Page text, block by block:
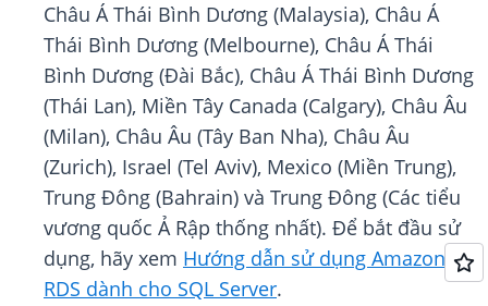
Châu Á Thái Bình Dương (Malaysia), Châu Á
Thái Bình Dương (Melbourne), Châu Á Thái
Bình Dương (Đài Bắc), Châu Á Thái Bình Dương
(Thái Lan), Miền Tây Canada (Calgary), Châu Âu
(Milan), Châu Âu (Tây Ban Nha), Châu Âu
(Zurich), Israel (Tel Aviv), Mexico (Miền Trung),
Trung Đông (Bahrain) và Trung Đông (Các tiểu
vương quốc Ả Rập thống nhất). Để bắt đầu sử
dụng, hãy xem Hướng dẫn sử dụng Amazon
RDS dành cho SQL Server.